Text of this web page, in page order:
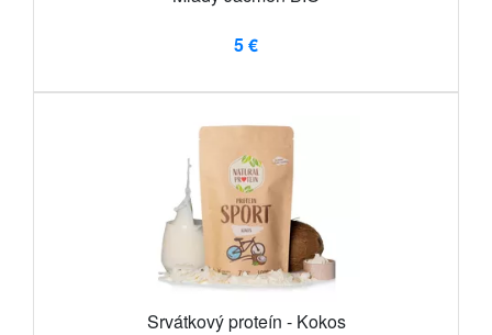
5 €
Srvátkový proteín - Kokos